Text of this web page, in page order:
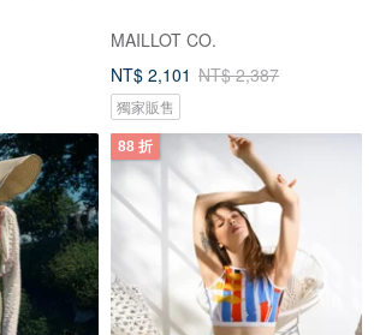
MAILLOT CO.
NT$ 2,101 NT$ 2,387
獨家販售
88 折